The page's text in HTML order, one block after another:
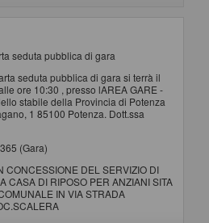
seduta pubblica di gara
seduta pubblica di gara si terrà il
ore 10:30 , presso lAREA GARE -
stabile della Provincia di Potenza
1 85100 Potenza. Dott.ssa
(Gara)
CONCESSIONE DEL SERVIZIO DI
CASA DI RIPOSO PER ANZIANI SITA
IN VIA STRADA